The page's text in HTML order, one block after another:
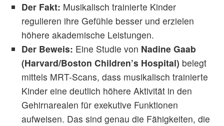
Der Fakt: Musikalisch trainierte Kinder
regulieren ihre Gefühle besser und erzielen
höhere akademische Leistungen.
Der Beweis: Eine Studie von Nadine Gaab
(Harvard/Boston Children’s Hospital) belegt
mittels MRT-Scans, dass musikalisch trainierte
Kinder eine deutlich höhere Aktivität in den
Gehirnarealen für exekutive Funktionen
aufweisen. Das sind genau die Fähigkeiten, die